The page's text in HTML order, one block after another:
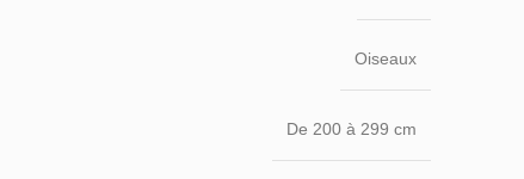
Oiseaux
De 200 à 299 cm